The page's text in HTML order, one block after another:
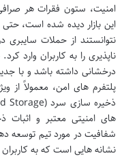
امنیت، ستون فقرات هر
نتوانستند از حملات سایبری
ناپذیری را به کاربران وارد
درخشانی داشته باشد و با
شفافیت در مورد تیم توسعه
نشانه هایی است که به